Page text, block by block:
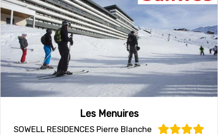
Les Menuires
SOWELL RESIDENCES Pierre Blanche